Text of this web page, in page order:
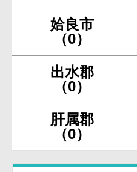
姶良市
（0）
出水郡
（0）
肝属郡
（0）